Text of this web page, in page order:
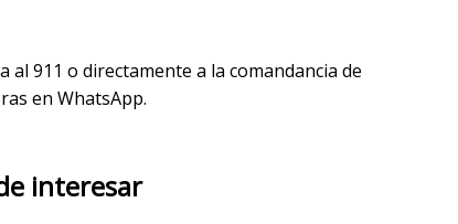
911 o directamente a la comandancia de
en WhatsApp.
interesar